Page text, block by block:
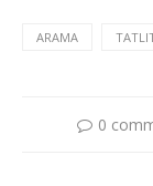
ARAMA
0